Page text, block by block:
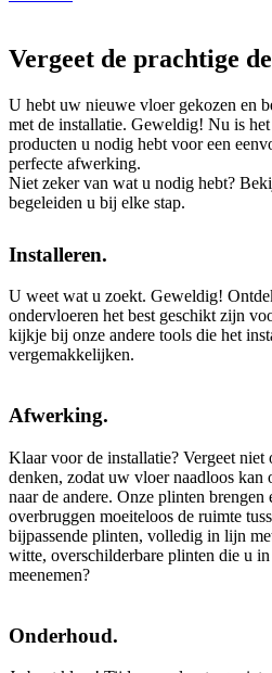
Vergeet de prachtige
U hebt uw nieuwe vloer gekozen en
met de installatie. Geweldig! Nu is
producten u nodig hebt voor een
perfecte afwerking.
Niet zeker van wat u nodig hebt?
begeleiden u bij elke stap.
Installeren.
U weet wat u zoekt. Geweldig!
ondervloeren het best geschikt zijn
kijkje bij onze andere tools die het
vergemakkelijken.
Afwerking.
Klaar voor de installatie? Vergeet niet
denken, zodat uw vloer naadloos kan
naar de andere. Onze plinten brengen
overbruggen moeiteloos de ruimte
bijpassende plinten, volledig in lijn
witte, overschilderbare plinten die u
meenemen?
Onderhoud.